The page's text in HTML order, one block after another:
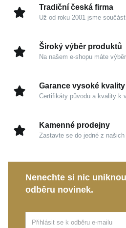
Kouzlo v detailech
zachovává dlouhodobou
schopností nádherně
Vysoký lesk:Pečlivá
jiskru celého prstenu a
Značka MOISS:Záruka
designu, který oslavuje
výjimečné události. Vyjádřete s
Tradiční česká firma
Už od roku 2001 jsme
Široký výběr produktů
Na našem e-shopu máte
Garance vysoké kvality
Certifikáty původu a kvality k
Kamenné prodejny
Zastavte se do jedné z našich
Nenechte si nic
odběru novinek.